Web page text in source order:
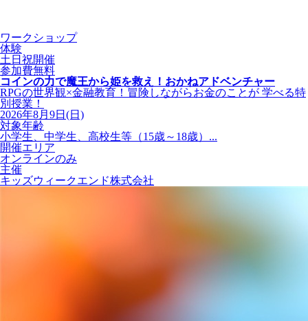
ワークショップ
体験
土日祝開催
参加費無料
コインの力で魔王から姫を救え！おかねアドベンチャー
RPGの世界観×金融教育！冒険しながらお金のことが 学べる特
別授業！
2026年8月9日(日)
対象年齢
小学生、中学生、高校生等（15歳～18歳）...
開催エリア
オンラインのみ
主催
キッズウィークエンド株式会社